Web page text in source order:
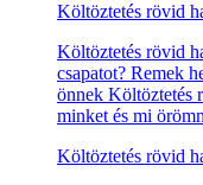
Költöztetés rövid
Költöztetés rövid
csapatot? Remek
önnek Költöztetés
minket és mi
Költöztetés rövid